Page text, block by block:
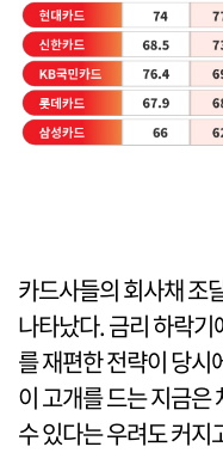
카드사들의 회사채 조
나타났다. 금리 하락
를 재편한 전략이 당
이 고개를 드는 지금
수 있다는 우려도 커지